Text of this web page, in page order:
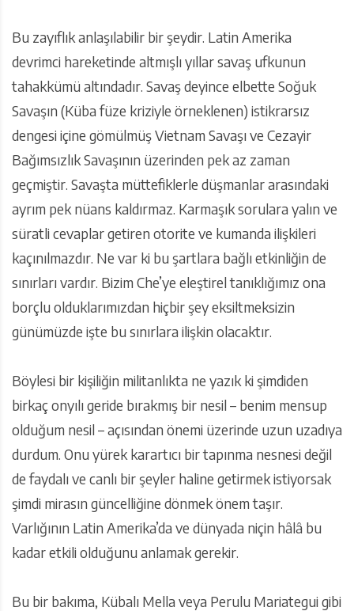
Bu zayıflık anlaşılabilir bir şeydir. Latin Amerika
devrimci hareketinde altmışlı yıllar savaş ufkunun
tahakkümü altındadır. Savaş deyince elbette Soğuk
Savaşın (Küba füze kriziyle örneklenen) istikrarsız
dengesi içine gömülmüş Vietnam Savaşı ve Cezayir
Bağımsızlık Savaşının üzerinden pek az zaman
geçmiştir. Savaşta müttefiklerle düşmanlar arasındaki
ayrım pek nüans kaldırmaz. Karmaşık sorulara yalın ve
süratli cevaplar getiren otorite ve kumanda ilişkileri
kaçınılmazdır. Ne var ki bu şartlara bağlı etkinliğin de
sınırları vardır. Bizim Che’ye eleştirel tanıklığımız ona
borçlu olduklarımızdan hiçbir şey eksiltmeksizin
günümüzde işte bu sınırlara ilişkin olacaktır.
Böylesi bir kişiliğin militanlıkta ne yazık ki şimdiden
birkaç onyılı geride bırakmış bir nesil – benim mensup
olduğum nesil – açısından önemi üzerinde uzun uzadıya
durdum. Onu yürek karartıcı bir tapınma nesnesi değil
de faydalı ve canlı bir şeyler haline getirmek istiyorsak
şimdi mirasın güncelliğine dönmek önem taşır.
Varlığının Latin Amerika’da ve dünyada niçin hâlâ bu
kadar etkili olduğunu anlamak gerekir.
Bu bir bakıma, Kübalı Mella veya Perulu Mariategui gibi